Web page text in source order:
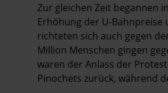
Zur gleichen Zeit begannen
Erhöhung der U-Bahnpreise
richteten sich auch gegen
Million Menschen gingen
waren der Anlass der
Pinochets zurück, während